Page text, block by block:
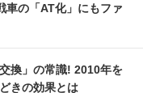
車の「AT化」にもファ
換」の常識! 2010年を
きの効果とは